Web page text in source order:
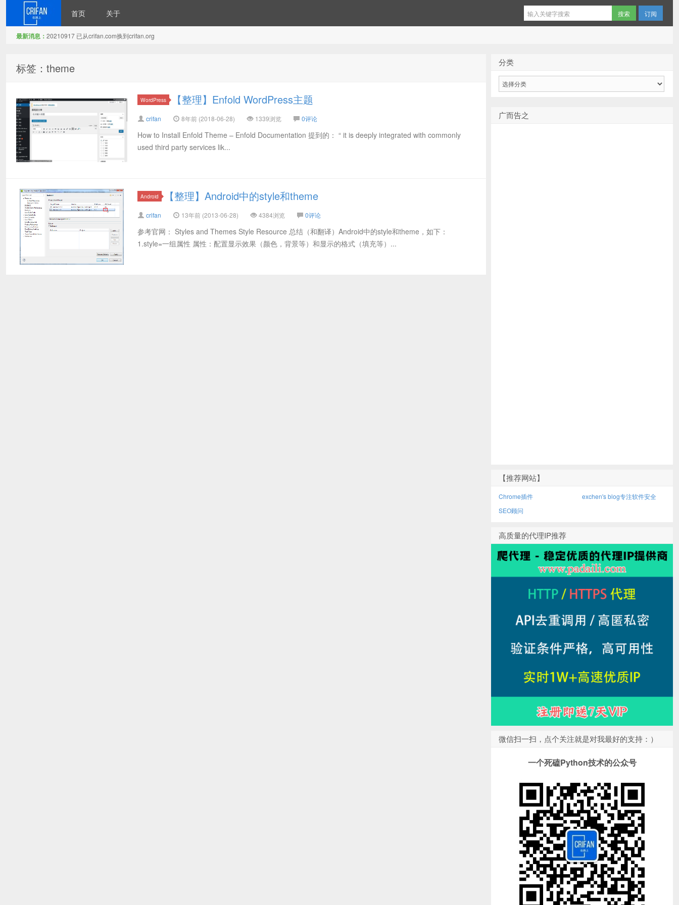
首页 关于 订阅
最新消息： 20210917 已从crifan.com换到crifan.org
标签：theme
WordPress 【整理】Enfold WordPress主题
crifan 8年前 (2018-06-28) 1339浏览 0评论
How to Install Enfold Theme – Enfold Documentation 提到的： “ it is deeply integrated with commonly
used third party services lik...
Android 【整理】Android中的style和theme
crifan 13年前 (2013-06-28) 4384浏览 0评论
参考官网： Styles and Themes Style Resource 总结（和翻译）Android中的style和theme，如下：
1.style=一组属性 属性：配置显示效果（颜色，背景等）和显示的格式（填充等）...
分类
广而告之
【推荐网站】
Chrome插件
exchen's blog专注软件安全
SEO顾问
高质量的代理IP推荐
微信扫一扫，点个关注就是对我最好的支持：）
一个死磕Python技术的公众号